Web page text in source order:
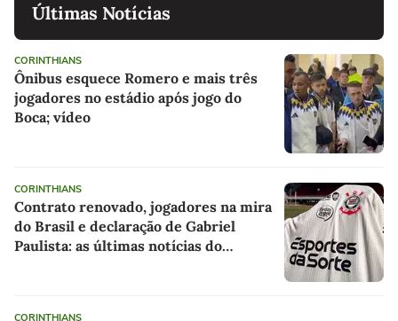
Últimas Notícias
CORINTHIANS
Ônibus esquece Romero e mais três
jogadores no estádio após jogo do
Boca; vídeo
CORINTHIANS
Contrato renovado, jogadores na mira
do Brasil e declaração de Gabriel
Paulista: as últimas notícias do
CORINTHIANS